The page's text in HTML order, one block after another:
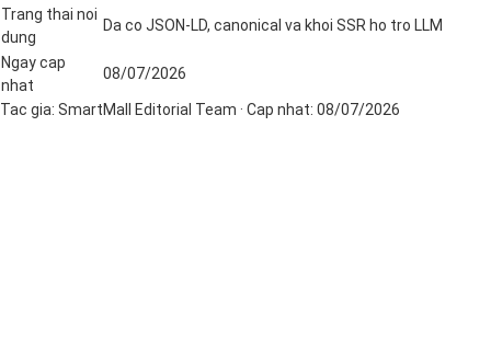
Trang thai noi
dung
Da co JSON-LD, canonical va khoi SSR ho tro LLM
Ngay cap
nhat
08/07/2026
Tac gia: SmartMall Editorial Team · Cap nhat: 08/07/2026